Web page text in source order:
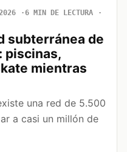
6 MIN DE LECTURA
subterránea de
piscinas,
mientras
una red de 5.500
a casi un millón de